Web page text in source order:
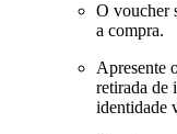
O voucher
a compra.
Apresente
retirada de
identidade